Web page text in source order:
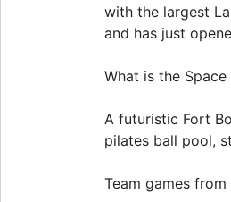
with the largest
and has just
What is the Space
A futuristic Fort
pilates ball pool,
Team games